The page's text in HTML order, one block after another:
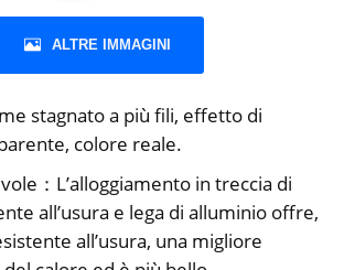
ALTRE IMMAGINI
stagnato a più fili, effetto di
colore reale.
：L’alloggiamento in treccia di
all’usura e lega di alluminio offre,
all’usura, una migliore